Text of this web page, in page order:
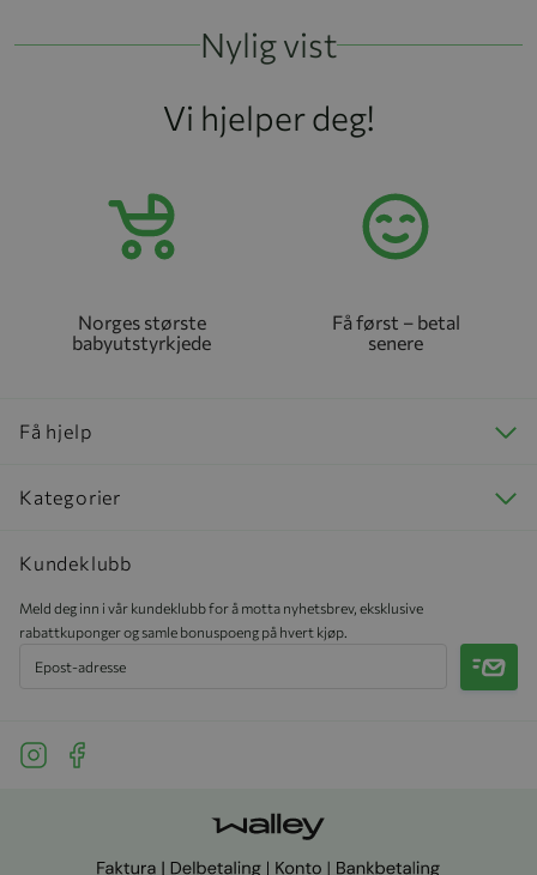
Nylig vist
Vi hjelper deg!
Norges største
babyutstyrkjede
Få først – betal
senere
Få hjelp
Kategorier
Kundeklubb
Meld deg inn i vår kundeklubb for å motta nyhetsbrev, eksklusive
rabattkuponger og samle bonuspoeng på hvert kjøp.
Meld
See our Instagram
See our Facebook